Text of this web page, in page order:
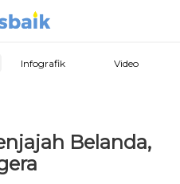
Infografik Video
Belanda,